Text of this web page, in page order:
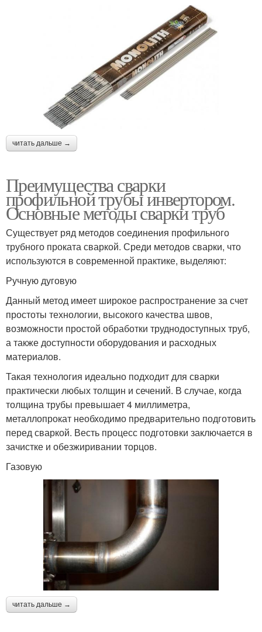
читать дальше →
Преимущества сварки
профильной трубы инвертором.
Основные методы сварки труб
Существует ряд методов соединения профильного
трубного проката сваркой. Среди методов сварки, что
используются в современной практике, выделяют:
Ручную дуговую
Данный метод имеет широкое распространение за счет
простоты технологии, высокого качества швов,
возможности простой обработки труднодоступных труб,
а также доступности оборудования и расходных
материалов.
Такая технология идеально подходит для сварки
практически любых толщин и сечений. В случае, когда
толщина трубы превышает 4 миллиметра,
металлопрокат необходимо предварительно подготовить
перед сваркой. Весть процесс подготовки заключается в
зачистке и обезжиривании торцов.
Газовую
читать дальше →